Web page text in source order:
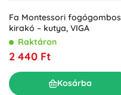
Fa Montessori fogógombos
kirakó – kutya, VIGA
Raktáron
2 440 Ft
Kosárba